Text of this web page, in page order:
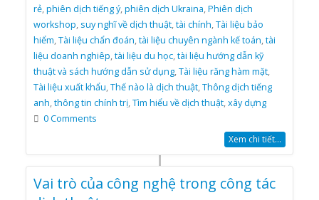
rẻ,phiên dịch tiếng ý,phiên dịch Ukraina,Phiên dịch
workshop, suy nghĩ về dịch thuật,tài chính,Tài liệu bảo
hiểm,Tài liệu chẩn đoán,tài liệu chuyên ngành kế toán,tài
liệu doanh nghiêp,tài liệu du học,tài liệu hướng dẫn kỹ
thuật và sách hướng dẫn sử dụng,Tài liệu răng hàm mặt,
Tài liệu xuất khẩu,Thế nào là dịch thuật,Thông dịch tiếng
anh,thông tin chính trị,Tìm hiểu về dịch thuật,xây dựng
0 Comments
Xem chi tiết...
Vai trò của công nghệ trong công tác